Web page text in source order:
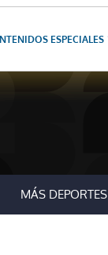
ESPECIALES
MÁS DEPORTES